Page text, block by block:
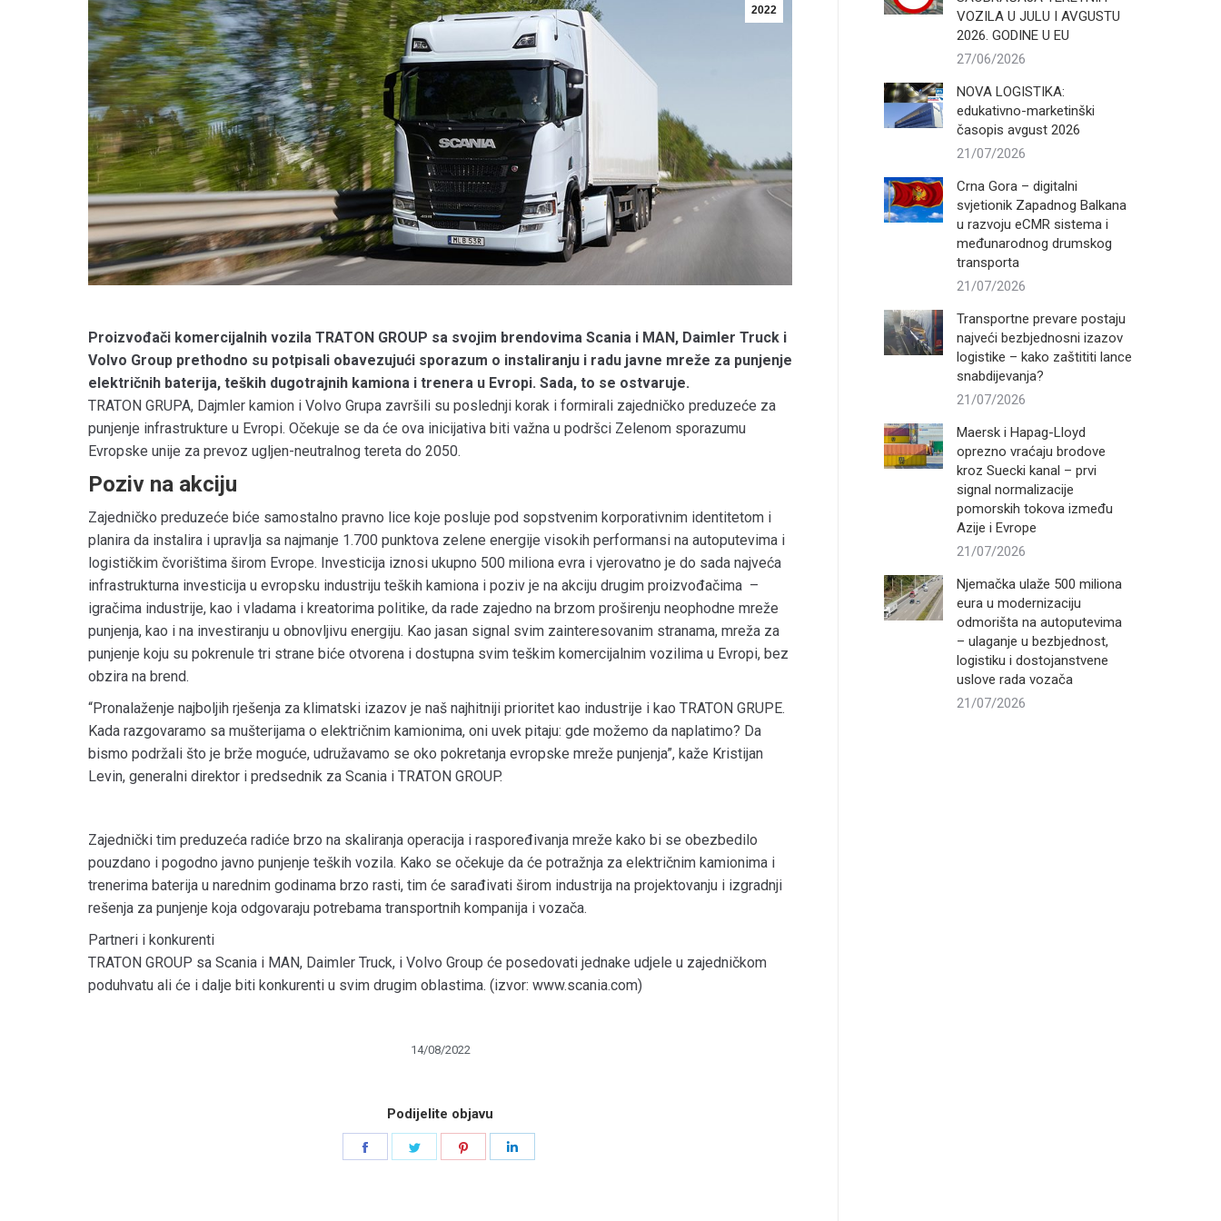
2022
Proizvođači komercijalnih vozila TRATON GROUP sa svojim brendovima Scania i MAN, Daimler Truck i
Volvo Group prethodno su potpisali obavezujući sporazum o instaliranju i radu javne mreže za punjenje
električnih baterija, teških dugotrajnih kamiona i trenera u Evropi. Sada, to se ostvaruje.
TRATON GRUPA, Dajmler kamion i Volvo Grupa završili su poslednji korak i formirali zajedničko preduzeće za
punjenje infrastrukture u Evropi. Očekuje se da će ova inicijativa biti važna u podršci Zelenom sporazumu
Evropske unije za prevoz ugljen-neutralnog tereta do 2050.
Poziv na akciju
Zajedničko preduzeće biće samostalno pravno lice koje posluje pod sopstvenim korporativnim identitetom i
planira da instalira i upravlja sa najmanje 1.700 punktova zelene energije visokih performansi na autoputevima i
logističkim čvorištima širom Evrope. Investicija iznosi ukupno 500 miliona evra i vjerovatno je do sada najveća
infrastrukturna investicija u evropsku industriju teških kamiona i poziv je na akciju drugim proizvođačima –
igračima industrije, kao i vladama i kreatorima politike, da rade zajedno na brzom proširenju neophodne mreže
punjenja, kao i na investiranju u obnovljivu energiju. Kao jasan signal svim zainteresovanim stranama, mreža za
punjenje koju su pokrenule tri strane biće otvorena i dostupna svim teškim komercijalnim vozilima u Evropi, bez
obzira na brend.
“Pronalaženje najboljih rješenja za klimatski izazov je naš najhitniji prioritet kao industrije i kao TRATON GRUPE.
Kada razgovaramo sa mušterijama o električnim kamionima, oni uvek pitaju: gde možemo da naplatimo? Da
bismo podržali što je brže moguće, udružavamo se oko pokretanja evropske mreže punjenja”, kaže Kristijan
Levin, generalni direktor i predsednik za Scania i TRATON GROUP.
Zajednički tim preduzeća radiće brzo na skaliranja operacija i raspoređivanja mreže kako bi se obezbedilo
pouzdano i pogodno javno punjenje teških vozila. Kako se očekuje da će potražnja za električnim kamionima i
trenerima baterija u narednim godinama brzo rasti, tim će sarađivati širom industrija na projektovanju i izgradnji
rešenja za punjenje koja odgovaraju potrebama transportnih kompanija i vozača.
Partneri i konkurenti
TRATON GROUP sa Scania i MAN, Daimler Truck, i Volvo Group će posedovati jednake udjele u zajedničkom
poduhvatu ali će i dalje biti konkurenti u svim drugim oblastima. (izvor: www.scania.com)
14/08/2022
Podijelite objavu
Share
VOZILA U JULU I AVGUSTU
2026. GODINE U EU
27/06/2026
NOVA LOGISTIKA:
edukativno-marketinški
časopis avgust 2026
21/07/2026
Crna Gora – digitalni
svjetionik Zapadnog Balkana
u razvoju eCMR sistema i
međunarodnog drumskog
transporta
21/07/2026
Transportne prevare postaju
najveći bezbjednosni izazov
logistike – kako zaštititi lance
snabdijevanja?
21/07/2026
Maersk i Hapag-Lloyd
oprezno vraćaju brodove
kroz Suecki kanal – prvi
signal normalizacije
pomorskih tokova između
Azije i Evrope
21/07/2026
Njemačka ulaže 500 miliona
eura u modernizaciju
odmorišta na autoputevima
– ulaganje u bezbjednost,
logistiku i dostojanstvene
uslove rada vozača
21/07/2026